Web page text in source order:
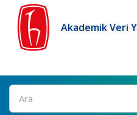
Akademik Veri
Ara